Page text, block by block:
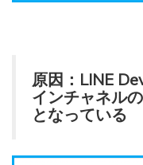
原因：LINE
インチャネル
となっている